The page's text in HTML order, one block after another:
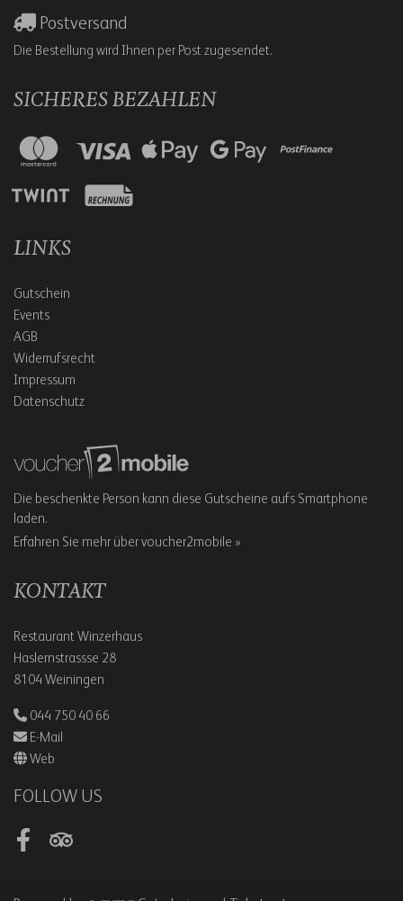
Postversand
Die Bestellung wird Ihnen per Post zugesendet.
SICHERES BEZAHLEN
LINKS
Gutschein
Events
AGB
Widerrufsrecht
Impressum
Datenschutz
Die beschenkte Person kann diese Gutscheine aufs Smartphone
laden.
Erfahren Sie mehr über voucher2mobile »
KONTAKT
Restaurant Winzerhaus
Haslernstrassse 28
8104 Weiningen
044 750 40 66
E-Mail
Web
FOLLOW US
FacebookTripadvisor